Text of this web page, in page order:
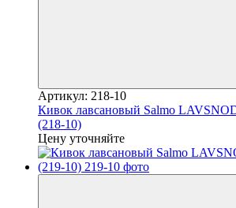
Артикул: 218-10
Кивок лавсановый Salmo
(218-10)
Цену уточняйте